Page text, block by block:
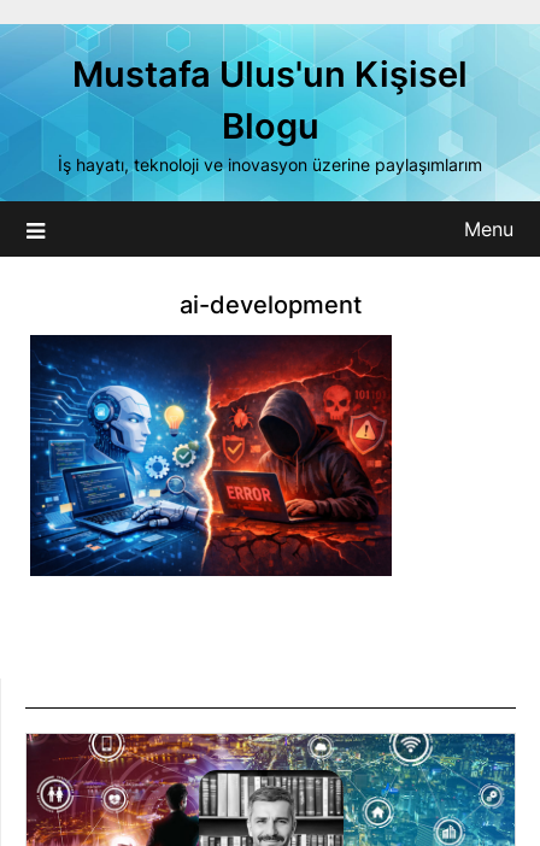
Mustafa Ulus'un Kişisel
Blogu
İş hayatı, teknoloji ve inovasyon üzerine paylaşımlarım
Menu
ai-development